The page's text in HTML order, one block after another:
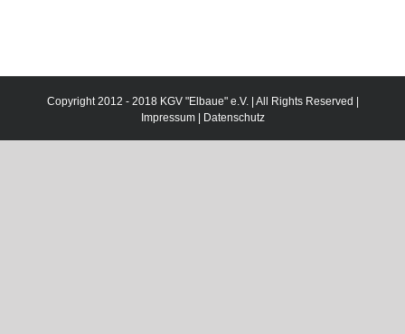
Copyright 2012 - 2018 KGV "Elbaue" e.V. | All Rights Reserved |
Impressum| Datenschutz